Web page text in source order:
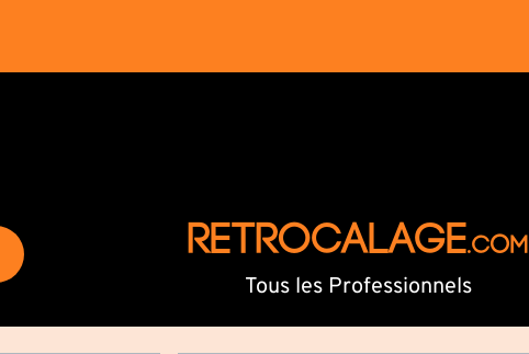
RETROCALAGE.com
Tous les Professionnels